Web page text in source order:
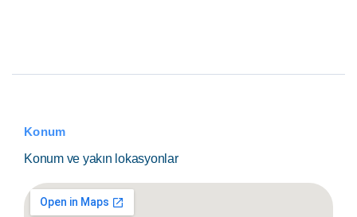
Konum
Konum ve yakın lokasyonlar